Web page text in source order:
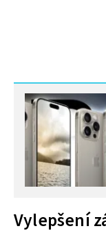
MOHLO BY
Vylepšení